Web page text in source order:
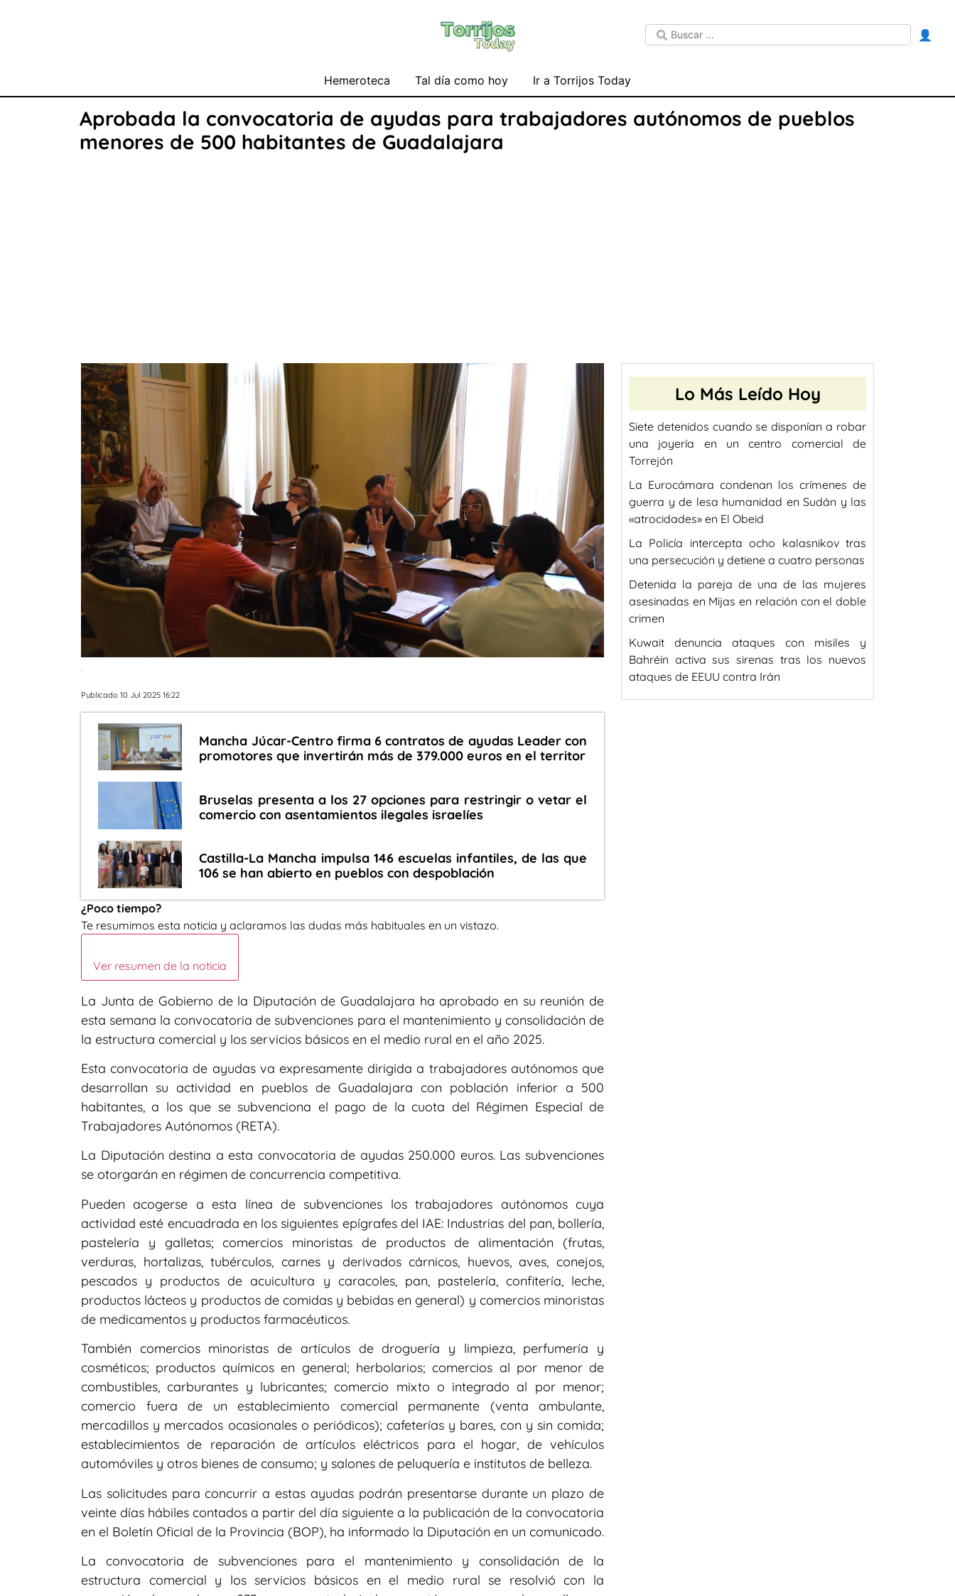
👤
Hemeroteca Tal día como hoy Ir a Torrijos Today
Aprobada la convocatoria de ayudas para trabajadores autónomos de pueblos
menores de 500 habitantes de Guadalajara
.
Publicado 10 Jul 2025 16:22
Mancha Júcar-Centro firma 6 contratos de ayudas Leader con
promotores que invertirán más de 379.000 euros en el territor
Bruselas presenta a los 27 opciones para restringir o vetar el
comercio con asentamientos ilegales israelíes
Castilla-La Mancha impulsa 146 escuelas infantiles, de las que
106 se han abierto en pueblos con despoblación
¿Poco tiempo?
Te resumimos esta noticia y aclaramos las dudas más habituales en un vistazo.
Ver resumen de la noticia
La Junta de Gobierno de la Diputación de Guadalajara ha aprobado en su reunión de
esta semana la convocatoria de subvenciones para el mantenimiento y consolidación de
la estructura comercial y los servicios básicos en el medio rural en el año 2025.
Esta convocatoria de ayudas va expresamente dirigida a trabajadores autónomos que
desarrollan su actividad en pueblos de Guadalajara con población inferior a 500
habitantes, a los que se subvenciona el pago de la cuota del Régimen Especial de
Trabajadores Autónomos (RETA).
La Diputación destina a esta convocatoria de ayudas 250.000 euros. Las subvenciones
se otorgarán en régimen de concurrencia competitiva.
Pueden acogerse a esta línea de subvenciones los trabajadores autónomos cuya
actividad esté encuadrada en los siguientes epígrafes del IAE: Industrias del pan, bollería,
pastelería y galletas; comercios minoristas de productos de alimentación (frutas,
verduras, hortalizas, tubérculos, carnes y derivados cárnicos, huevos, aves, conejos,
pescados y productos de acuicultura y caracoles, pan, pastelería, confitería, leche,
productos lácteos y productos de comidas y bebidas en general) y comercios minoristas
de medicamentos y productos farmacéuticos.
También comercios minoristas de artículos de droguería y limpieza, perfumería y
cosméticos; productos químicos en general; herbolarios; comercios al por menor de
combustibles, carburantes y lubricantes; comercio mixto o integrado al por menor;
comercio fuera de un establecimiento comercial permanente (venta ambulante,
mercadillos y mercados ocasionales o periódicos); cafeterías y bares, con y sin comida;
establecimientos de reparación de artículos eléctricos para el hogar, de vehículos
automóviles y otros bienes de consumo; y salones de peluquería e institutos de belleza.
Las solicitudes para concurrir a estas ayudas podrán presentarse durante un plazo de
veinte días hábiles contados a partir del día siguiente a la publicación de la convocatoria
en el Boletín Oficial de la Provincia (BOP), ha informado la Diputación en un comunicado.
La convocatoria de subvenciones para el mantenimiento y consolidación de la
estructura comercial y los servicios básicos en el medio rural se resolvió con la
Lo Más Leído Hoy
Siete detenidos cuando se disponían a robar
una joyería en un centro comercial de
Torrejón
La Eurocámara condenan los crímenes de
guerra y de lesa humanidad en Sudán y las
«atrocidades» en El Obeid
La Policía intercepta ocho kalasnikov tras
una persecución y detiene a cuatro personas
Detenida la pareja de una de las mujeres
asesinadas en Mijas en relación con el doble
crimen
Kuwait denuncia ataques con misiles y
Bahréin activa sus sirenas tras los nuevos
ataques de EEUU contra Irán